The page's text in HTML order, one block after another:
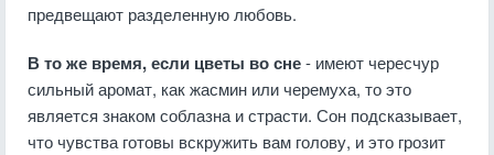
предвещают разделенную любовь.
В то же время, если цветы во сне- имеют чересчур
сильный аромат, как жасмин или черемуха, то это
является знаком соблазна и страсти. Сон подсказывает,
что чувства готовы вскружить вам голову, и это грозит